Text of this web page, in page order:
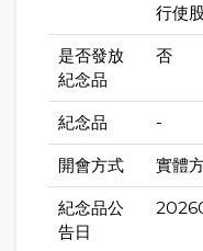
行使
是否發放
紀念品
否
紀念品 -
開會方式 實體
紀念品公
告日